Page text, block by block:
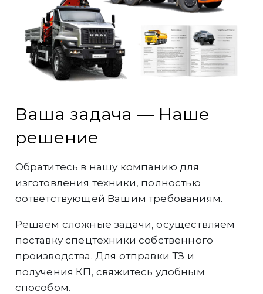
Ваша задача — Наше
решение
Обратитесь в нашу компанию для
изготовления техники, полностью
оответствующей Вашим требованиям.
Решаем сложные задачи, осуществляем
поставку спецтехники собственного
производства. Для отправки ТЗ и
получения КП, свяжитесь удобным
способом.